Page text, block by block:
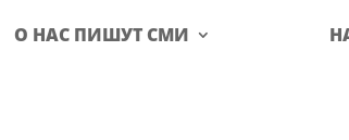
О НАС ПИШУТ СМИ